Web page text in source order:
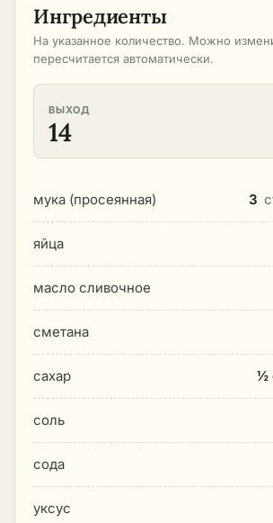
Ингредиенты
На указанное количество. Можно
пересчитается автоматически.
ВЫХОД
14
мука (просеянная) 3
яйца
масло сливочное
сметана
сахар ½
соль
сода
уксус